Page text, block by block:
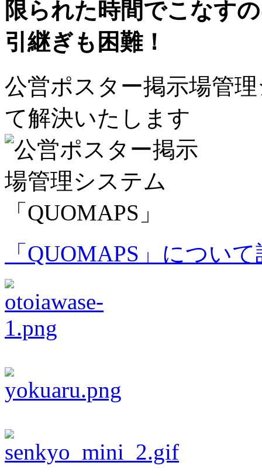
限られた時間でこなす
引継ぎも困難！
公営ポスター掲示場管
て解決いたします
「QUOMAPS」につい